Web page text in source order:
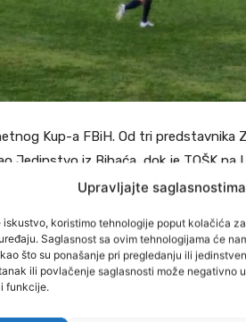
Upravljajte saglasnostima
iskustvo, koristimo tehnologije poput kolačića
Saglasnost sa ovim tehnologijama će
što su ponašanje pri pregledanju ili
ili povlačenje saglasnosti može negativno
funkcije.
Kup-a FBiH. Od tri predstavnika
Jedinstvo iz Bihaća, dok je TOŠK na
iz Sanskog Mosta.
od Radničkog iz Lukavca.
TOŠK ide dalje golovima
je Fahret Selimović.